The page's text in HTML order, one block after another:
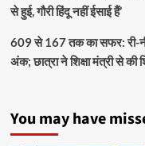
से हुई, गौरी हिंदू नहीं ईसाई हैं’
609 से 167 तक का सफर: री-
अंक; छात्रा ने शिक्षा मंत्री से की
You may have